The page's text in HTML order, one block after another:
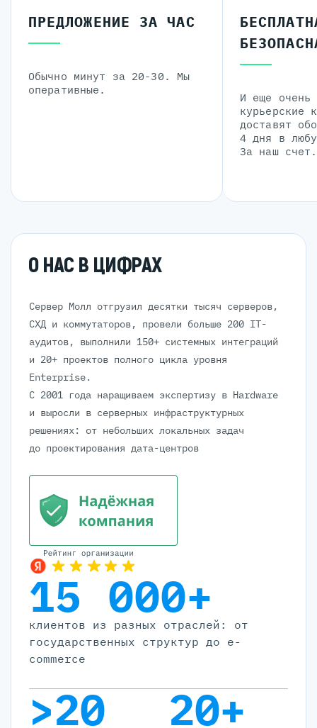
ПРЕДЛОЖЕНИЕ ЗА ЧАС
Обычно минут за 20-30. Мы
оперативные.
И еще очень
курьерские
доставят
4 дня в
За наш счет.
О НАС В ЦИФРАХ
Сервер Молл отгрузил десятки тысяч серверов,
СХД и коммутаторов, провели больше 200 IT-
аудитов, выполнили 150+ системных интеграций
и 20+ проектов полного цикла уровня
Enterprise.
С 2001 года наращиваем экспертизу в Hardware
и выросли в серверных инфраструктурных
решениях: от небольших локальных задач
до проектирования дата-центров
15 000+
клиентов из разных отраслей: от
государственных структур до e-
commerce
>20 20+